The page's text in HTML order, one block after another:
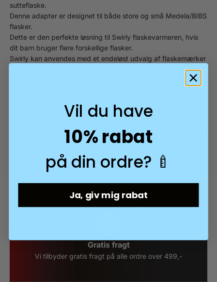
sutteflaske.
Denne adapter er designet til både store og små Medela/BIBS
flasker.
Dette er den perfekte løsning til Swirly flaskevarmeren, hvis
dit barn bruger flere forskellige flasker.
Swirly kan anvendes med et endeløst udvalg af flaskemærker
Hvad modtager du?
Hvorfor Swirly?
Gratis fragt
Vi tilbyder gratis fragt på alle ordre over 499,-
Vil du have
10% rabat
på din ordre? 🍼
Ja, giv mig rabat